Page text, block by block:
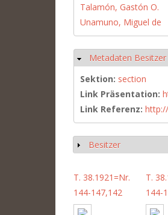
Talamón, Gastón O.
Unamuno, Miguel de
Hide
Metadaten Besitzer
Sektion: section
Link Präsentation:
Link Referenz:
Show
Besitzer
T. 38.1921=Nr.
144-147,142
T.
144-